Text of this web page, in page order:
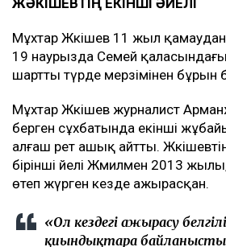
ЖӘКІШЕВТІҢ ЕКІНШІ ӘЙЕЛІ
Мұхтар Жәкішев 11 жыл
19 наурызда Семей
шартты түрде мерзімінен бұрын
Мұхтар Жәкішев журналист
берген сұхбатында екінші
алғаш рет ашық айтты.
бірінші әйелі Жәмиләмен 2013
өтеп жүрген кезде ажырасқан.
«Ол кездегі ажырасу
қиындықтарға